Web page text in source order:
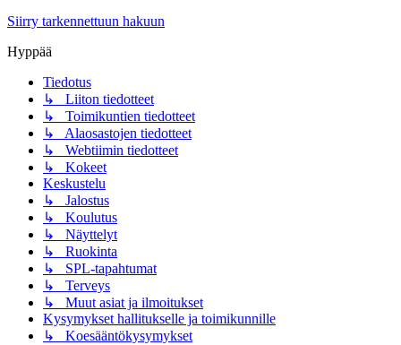
Siirry tarkennettuun hakuun
Hyppää
Tiedotus
↳ Liiton tiedotteet
↳ Toimikuntien tiedotteet
↳ Alaosastojen tiedotteet
↳ Webtiimin tiedotteet
↳ Kokeet
Keskustelu
↳ Jalostus
↳ Koulutus
↳ Näyttelyt
↳ Ruokinta
↳ SPL-tapahtumat
↳ Terveys
↳ Muut asiat ja ilmoitukset
Kysymykset hallitukselle ja toimikunnille
↳ Koesääntökysymykset